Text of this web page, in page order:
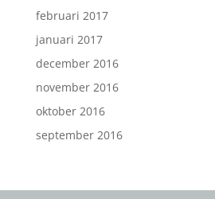
februari 2017
januari 2017
december 2016
november 2016
oktober 2016
september 2016